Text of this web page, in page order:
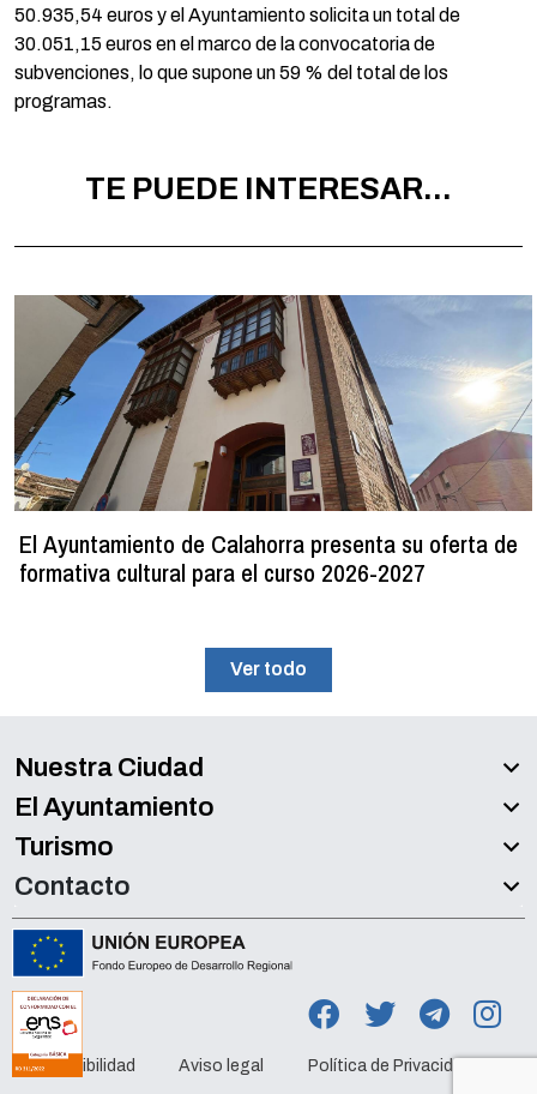
50.935,54 euros y el Ayuntamiento solicita un total de
30.051,15 euros en el marco de la convocatoria de
subvenciones, lo que supone un 59 % del total de los
programas.
TE PUEDE INTERESAR...
El Ayuntamiento de Calahorra presenta su oferta de
formativa cultural para el curso 2026-2027
Ver todo
Nuestra Ciudad
El Ayuntamiento
Turismo
Contacto
Accesibilidad Aviso legal Política de Privacidad